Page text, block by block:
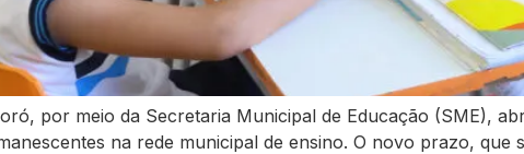
por meio da Secretaria Municipal de Educação (SME),
na rede municipal de ensino. O novo prazo,